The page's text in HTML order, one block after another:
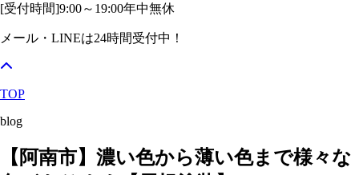
[受付時間]9:00～19:00年中無休
メール・LINEは24時間受付中！
TOP
blog
【阿南市】濃い色から薄い色まで様々な